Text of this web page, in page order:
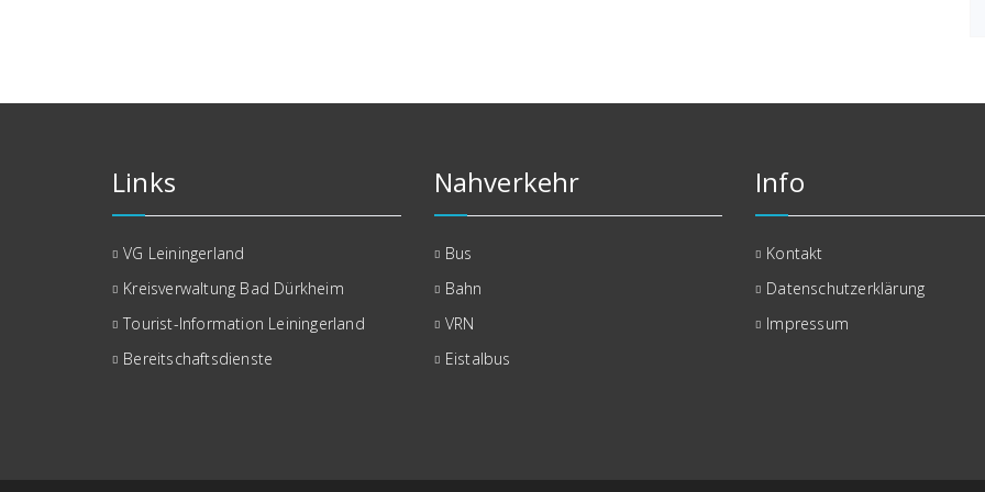
Links
VG Leiningerland
Kreisverwaltung Bad Dürkheim
Tourist-Information Leiningerland
Bereitschaftsdienste
Nahverkehr
Bus
Bahn
VRN
Eistalbus
Info
Kontakt
Datenschutzerklärung
Impressum